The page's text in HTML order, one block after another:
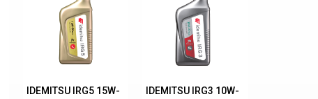
IDEMITSU IRG5 15W-
IDEMITSU IRG3 10W-